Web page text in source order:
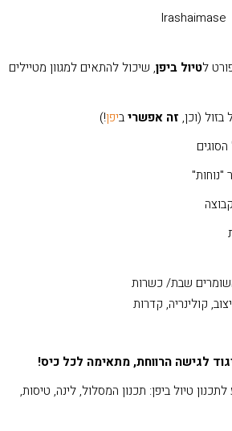
לטיול ביפן, שיכול להתאים למגוון מטיילים
(וכן, זה אפשריביפן!)
"נוחות"
שבת/ כשרות
קולינריה, קדרות
לגישה הרווחת, מתאימה לכל כיס!
טיול ביפן: תכנון המסלול, לינה, טיסות,